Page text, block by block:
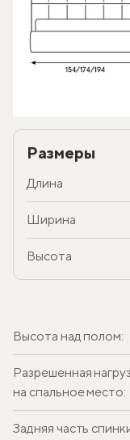
Размеры
Длина
Ширина
Высота
Высота над полом:
Разрешенная
на спальное место:
Задняя часть